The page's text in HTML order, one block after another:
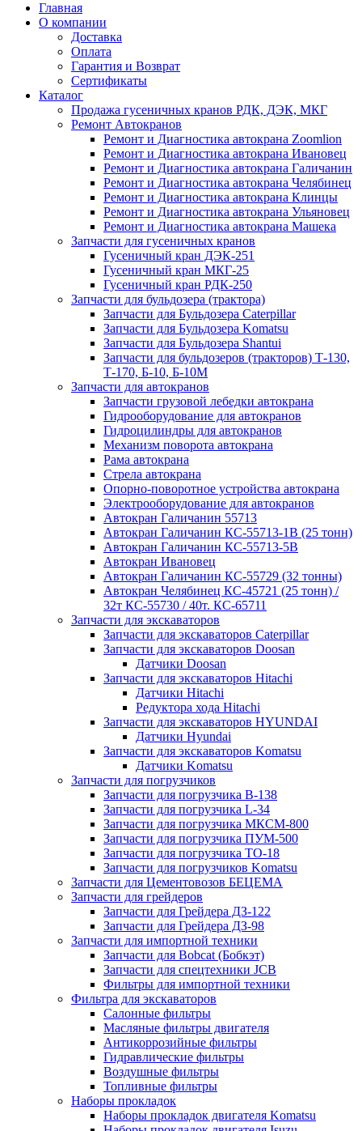
Главная
О компании
Доставка
Оплата
Гарантия и Возврат
Сертификаты
Каталог
Продажа гусеничных кранов РДК, ДЭК, МКГ
Ремонт Автокранов
Ремонт и Диагностика автокрана Zoomlion
Ремонт и Диагностика автокрана Ивановец
Ремонт и Диагностика автокрана Галичанин
Ремонт и Диагностика автокрана Челябинец
Ремонт и Диагностика автокрана Клинцы
Ремонт и Диагностика автокрана Ульяновец
Ремонт и Диагностика автокрана Машека
Запчасти для гусеничных кранов
Гусеничный кран ДЭК-251
Гусеничный кран МКГ-25
Гусеничный кран РДК-250
Запчасти для бульдозера (трактора)
Запчасти для Бульдозера Caterpillar
Запчасти для Бульдозера Komatsu
Запчасти для Бульдозера Shantui
Запчасти для бульдозеров (тракторов) Т-130,
Т-170, Б-10, Б-10М
Запчасти для автокранов
Запчасти грузовой лебедки автокрана
Гидрооборудование для автокранов
Гидроцилиндры для автокранов
Механизм поворота автокрана
Рама автокрана
Стрела автокрана
Опорно-поворотное устройства автокрана
Электрооборудование для автокранов
Автокран Галичанин 55713
Автокран Галичанин КС-55713-1В (25 тонн)
Автокран Галичанин КС-55713-5В
Автокран Ивановец
Автокран Галичанин КС-55729 (32 тонны)
Автокран Челябинец КС-45721 (25 тонн) /
32т КС-55730 / 40т. КС-65711
Запчасти для экскаваторов
Запчасти для экскаваторов Caterpillar
Запчасти для экскаваторов Doosan
Датчики Doosan
Запчасти для экскаваторов Hitachi
Датчики Hitachi
Редуктора хода Hitachi
Запчасти для экскаваторов HYUNDAI
Датчики Hyundai
Запчасти для экскаваторов Komatsu
Датчики Komatsu
Запчасти для погрузчиков
Запчасти для погрузчика B-138
Запчасти для погрузчика L-34
Запчасти для погрузчика МКСМ-800
Запчасти для погрузчика ПУМ-500
Запчасти для погрузчика ТО-18
Запчасти для погрузчиков Komatsu
Запчасти для Цементовозов БЕЦЕМА
Запчасти для грейдеров
Запчасти для Грейдера ДЗ-122
Запчасти для Грейдера ДЗ-98
Запчасти для импортной техники
Запчасти для Bobcat (Бобкэт)
Запчасти для спецтехники JCB
Фильтры для импортной техники
Фильтра для экскаваторов
Салонные фильтры
Масляные фильтры двигателя
Антикоррозийные фильтры
Гидравлические фильтры
Воздушные фильтры
Топливные фильтры
Наборы прокладок
Наборы прокладок двигателя Komatsu